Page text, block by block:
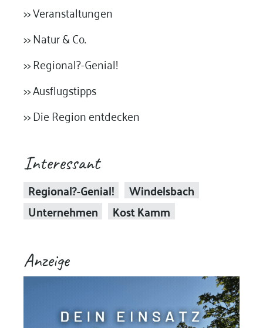
>> Veranstaltungen
>> Natur & Co.
>> Regional?-Genial!
>> Ausflugstipps
>> Die Region entdecken
Interessant
Regional?-Genial!
Windelsbach
Unternehmen
Kost Kamm
Anzeige